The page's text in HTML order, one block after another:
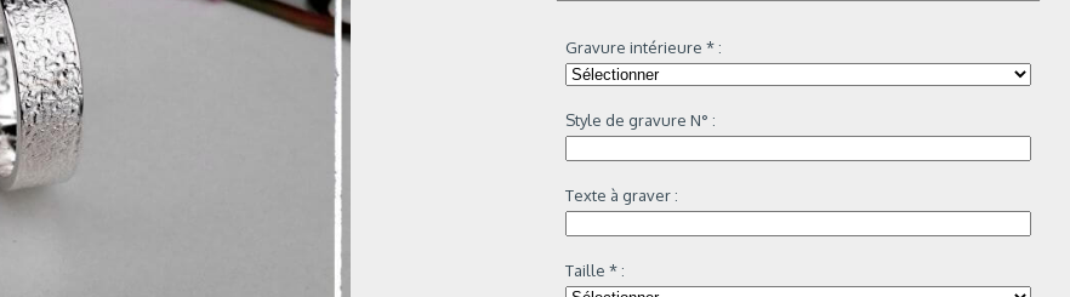
Gravure intérieure * :
Style de gravure N° :
Texte à graver :
Taille * :